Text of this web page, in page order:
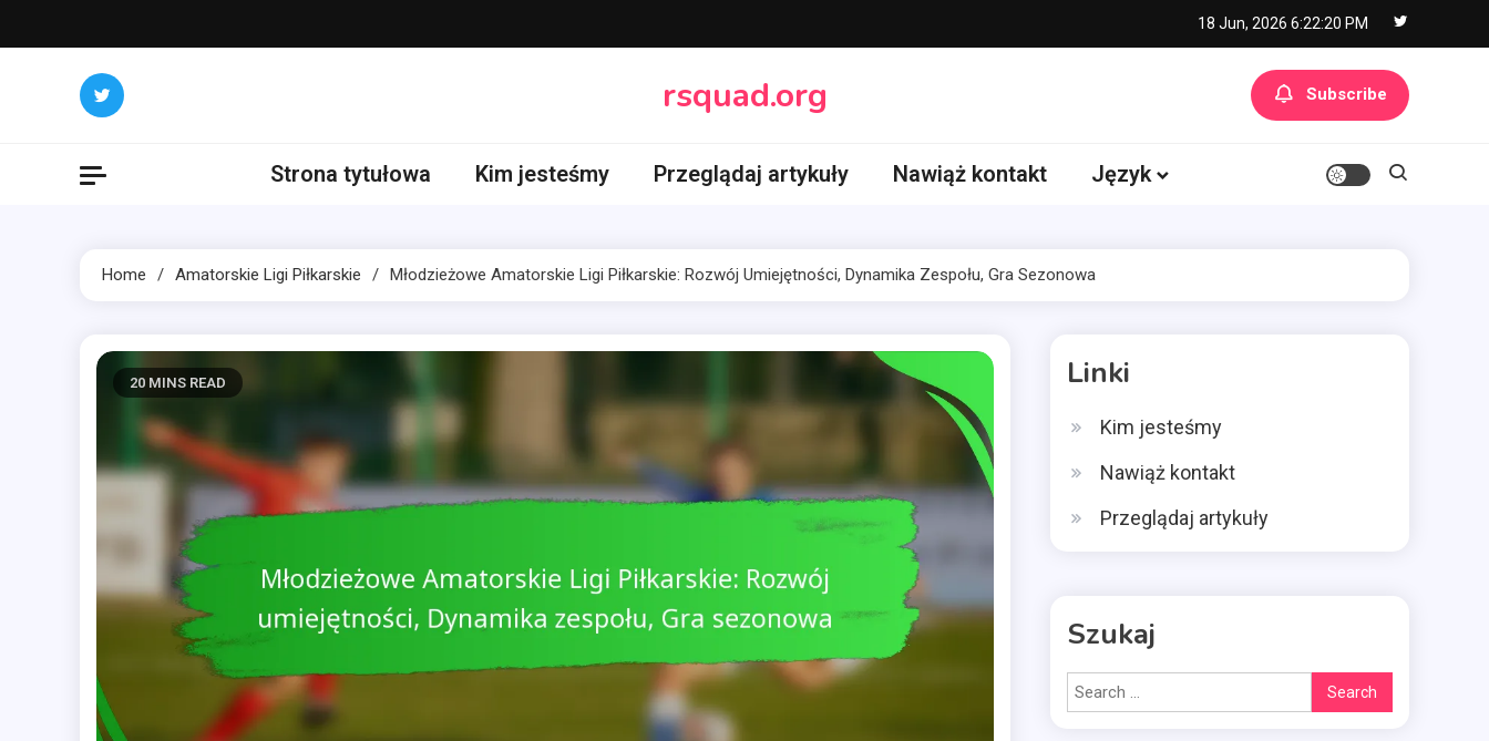
to
18 Jun, 2026 6:22:21 PM
rsquad.org Subscribe
Strona tytułowa Kim jesteśmy Przeglądaj artykuły Nawiąż kontakt Język
Home Amatorskie Ligi Piłkarskie Młodzieżowe Amatorskie Ligi Piłkarskie: Rozwój Umiejętności, Dynamika Zespołu, Gra Sezonowa
20 MINS READ Linki
Kim jesteśmy
Nawiąż kontakt
Przeglądaj artykuły
Szukaj
Search
for: